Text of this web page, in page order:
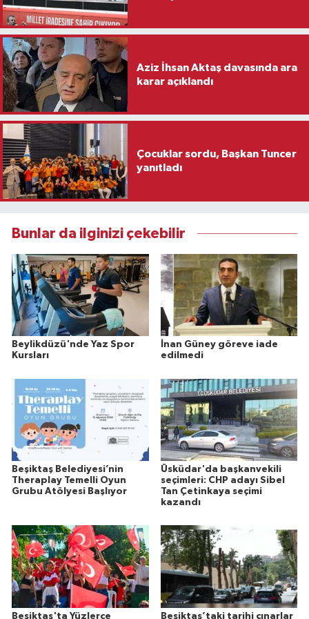
Aziz İhsan Aktaş davasında ara
karar açıklandı
Çocuklar sordu, Başkan Tuncer
yanıtladı
Bunlar da ilginizi çekebilir
Beylikdüzü'nde Yaz Spor
Kursları
İnan Güney göreve iade
edilmedi
Beşiktaş Belediyesi’nin
Theraplay Temelli Oyun
Grubu Atölyesi Başlıyor
Üsküdar'da başkanvekili
seçimleri: CHP adayı Sibel
Tan Çetinkaya seçimi
kazandı
Beşiktaş'ta Yüzlerce
Beşiktaş’taki tarihi çınarlar